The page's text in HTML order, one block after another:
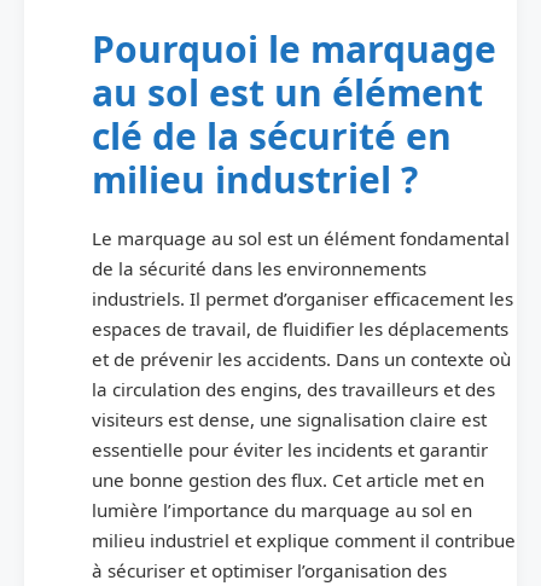
Pourquoi le marquage
au sol est un élément
clé de la sécurité en
milieu industriel ?
Le marquage au sol est un élément fondamental
de la sécurité dans les environnements
industriels. Il permet d’organiser efficacement les
espaces de travail, de fluidifier les déplacements
et de prévenir les accidents. Dans un contexte où
la circulation des engins, des travailleurs et des
visiteurs est dense, une signalisation claire est
essentielle pour éviter les incidents et garantir
une bonne gestion des flux. Cet article met en
lumière l’importance du marquage au sol en
milieu industriel et explique comment il contribue
à sécuriser et optimiser l’organisation des